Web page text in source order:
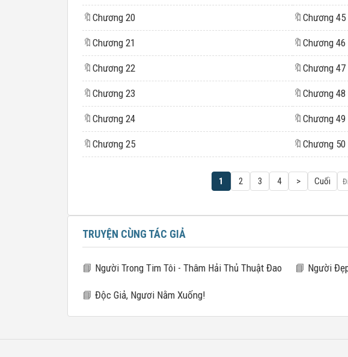
🔖 Chương 20
🔖 Chương 21
🔖 Chương 22
🔖 Chương 23
🔖 Chương 24
🔖 Chương 25
🔖 Chương 45
🔖 Chương 46
🔖 Chương 47
🔖 Chương 48
🔖 Chương 49
🔖 Chương 50
1 2 3 4 > Cuối
TRUYỆN CÙNG TÁC GIẢ
📘 Người Trong Tim Tôi - Thâm Hải Thủ Thuật Đao 📘 Người
📘 Độc Giả, Ngươi Nằm Xuống!